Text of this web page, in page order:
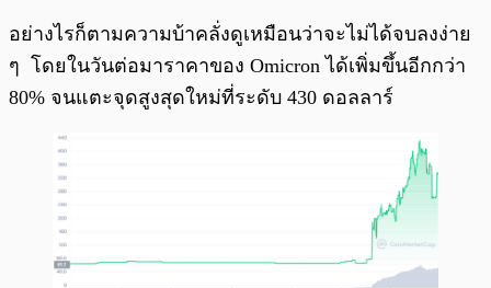
อย่างไรก็ตามความบ้าคลั่งดูเหมือนว่าจะไม่ได้จบลงง่าย
ๆ โดยในวันต่อมาราคาของ Omicron ได้เพิ่มขึ้นอีกกว่า
80% จนแตะจุดสูงสุดใหม่ที่ระดับ 430 ดอลลาร์